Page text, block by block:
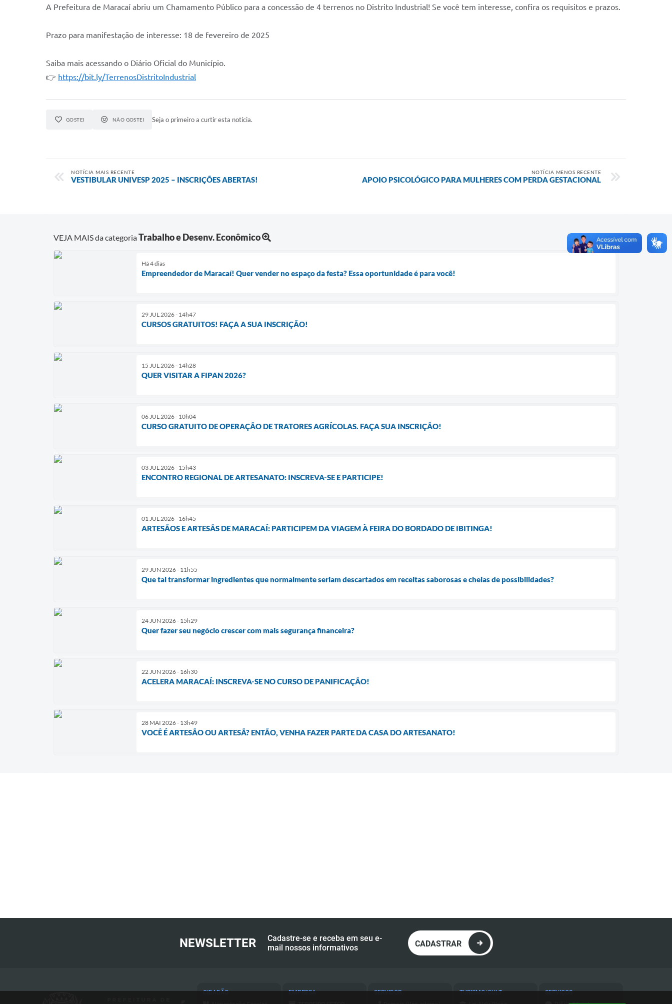
A Prefeitura de Maracaí abriu um Chamamento Público para a concessão de 4 terrenos no Distrito Industrial! Se você tem interesse, confira os requisitos e prazos.
Prazo para manifestação de interesse: 18 de fevereiro de 2025
Saiba mais acessando o Diário Oficial do Município.
👉 https://bit.ly/TerrenosDistritoIndustrial
GOSTEI NÃO GOSTEI Seja o primeiro a curtir esta notícia.
NOTÍCIA MAIS RECENTE
VESTIBULAR UNIVESP 2025 – INSCRIÇÕES ABERTAS!
NOTÍCIA MENOS RECENTE
APOIO PSICOLÓGICO PARA MULHERES COM PERDA GESTACIONAL
VEJA MAIS da categoriaTrabalho e Desenv. Econômico
Há 4 dias
Empreendedor de Maracaí! Quer vender no espaço da festa? Essa oportunidade é para você!
29 JUL 2026 - 14h47
CURSOS GRATUITOS! FAÇA A SUA INSCRIÇÃO!
15 JUL 2026 - 14h28
QUER VISITAR A FIPAN 2026?
06 JUL 2026 - 10h04
CURSO GRATUITO DE OPERAÇÃO DE TRATORES AGRÍCOLAS. FAÇA SUA INSCRIÇÃO!
03 JUL 2026 - 15h43
ENCONTRO REGIONAL DE ARTESANATO: INSCREVA-SE E PARTICIPE!
01 JUL 2026 - 16h45
ARTESÃOS E ARTESÃS DE MARACAÍ: PARTICIPEM DA VIAGEM À FEIRA DO BORDADO DE IBITINGA!
29 JUN 2026 - 11h55
Que tal transformar ingredientes que normalmente seriam descartados em receitas saborosas e cheias de possibilidades?
24 JUN 2026 - 15h29
Quer fazer seu negócio crescer com mais segurança financeira?
22 JUN 2026 - 16h30
ACELERA MARACAÍ: INSCREVA-SE NO CURSO DE PANIFICAÇÃO!
28 MAI 2026 - 13h49
VOCÊ É ARTESÃO OU ARTESÃ? ENTÃO, VENHA FAZER PARTE DA CASA DO ARTESANATO!
NEWSLETTER
Cadastre-se e receba em seu e-
mail nossos informativos
CADASTRAR
CIDADÃO
EMPRESA
SERVIDOR
TURISMO/CULT
SERVIÇOS